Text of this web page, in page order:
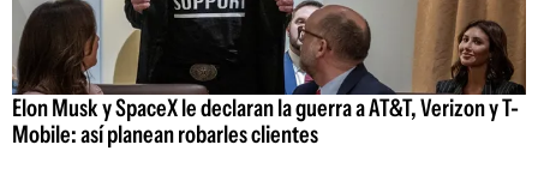
Elon Musk y SpaceX le declaran la guerra a AT&T, Verizon y T-
Mobile: así planean robarles clientes